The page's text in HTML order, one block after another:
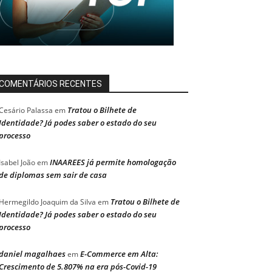
RECENTES
Palassa em Tratou o Bilhete de
Já podes saber o estado do seu
JoãoemINAAREES já permite homologação
diplomas sem sair de casa
Joaquim da Silva em Tratou o Bilhete de
Já podes saber o estado do seu
magalhaesemE-Commerce em Alta:
de 5.807% na era pós-Covid-19